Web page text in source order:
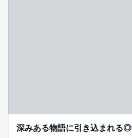
深みある物語に引き込まれる◎